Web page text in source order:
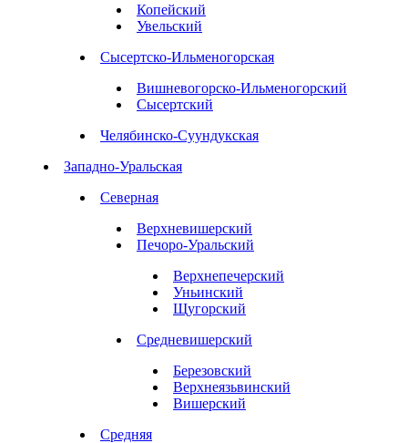
Копейский
Увельский
Сысертско-Ильменогорская
Вишневогорско-Ильменогорский
Сысертский
Челябинско-Суундукская
Западно-Уральская
Северная
Верхневишерский
Печоро-Уральский
Верхнепечерский
Уньинский
Щугорский
Средневишерский
Березовский
Верхнеязьвинский
Вишерский
Средняя